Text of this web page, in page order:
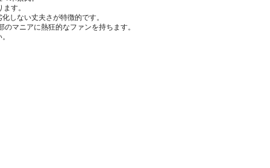
す。
しない丈夫さが特徴的です。
マニアに熱狂的なファンを持ちます。